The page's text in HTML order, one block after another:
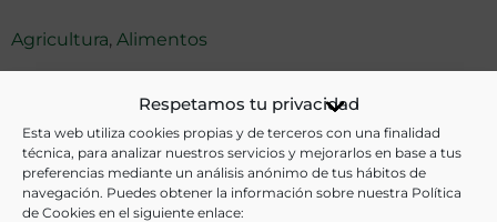
Respetamos tu privacidad
Esta web utiliza cookies propias y de terceros con una finalidad
técnica, para analizar nuestros servicios y mejorarlos en base a tus
preferencias mediante un análisis anónimo de tus hábitos de
navegación. Puedes obtener la información sobre nuestra Política
de Cookies en el siguiente enlace:
Agricultura, Alimentos
Cacao,Colombia,Cultivos